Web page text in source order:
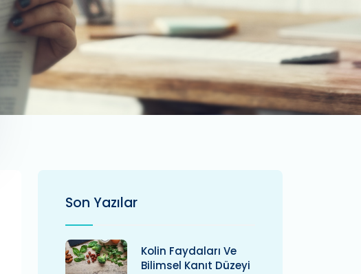
Son Yazılar
Kolin Faydaları Ve
Bilimsel Kanıt Düzeyi